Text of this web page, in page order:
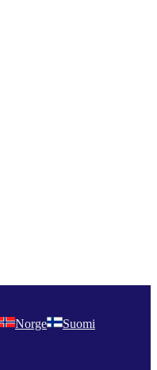
Norge Suomi